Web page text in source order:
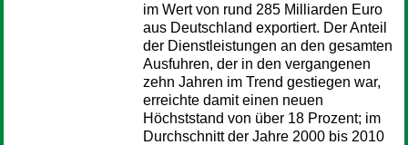
im Wert von rund 285 Milliarden Euro
aus Deutschland exportiert. Der Anteil
der Dienstleistungen an den gesamten
Ausfuhren, der in den vergangenen
zehn Jahren im Trend gestiegen war,
erreichte damit einen neuen
Höchststand von über 18 Prozent; im
Durchschnitt der Jahre 2000 bis 2010